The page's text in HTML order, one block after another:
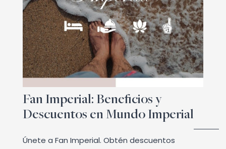
Fan Imperial: Beneficios y
Descuentos en Mundo Imperial
Únete a Fan Imperial. Obtén descuentos